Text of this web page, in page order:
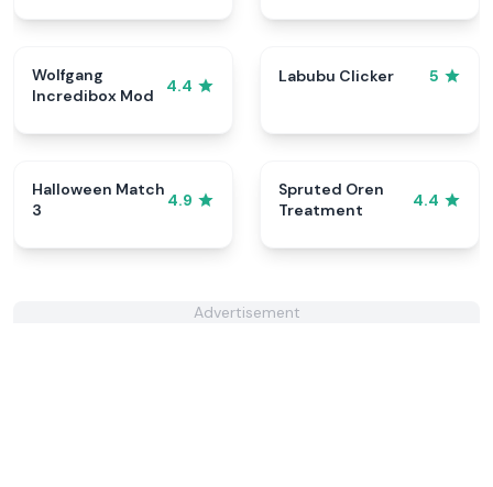
Wolfgang
Incredibox Mod
4.4
Labubu Clicker 5
Halloween Match
3
4.9
Spruted Oren
Treatment
4.4
Advertisement